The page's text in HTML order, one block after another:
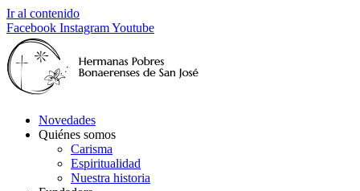
Ir al contenido
Facebook InstagramYoutube
Novedades
Quiénes somos
Carisma
Espiritualidad
Nuestra historia